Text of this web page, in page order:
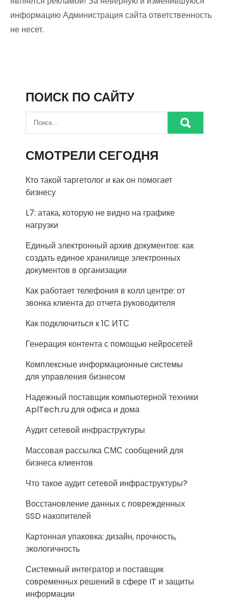
информацию Администрация сайта ответственность
не несет.
ПОИСК ПО САЙТУ
СМОТРЕЛИ СЕГОДНЯ
Кто такой таргетолог и как он помогает
бизнесу
L7: атака, которую не видно на графике
нагрузки
Единый электронный архив документов: как
создать единое хранилище электронных
документов в организации
Как работает телефония в колл центре: от
звонка клиента до отчета руководителя
Как подключиться к 1С ИТС
Генерация контента с помощью нейросетей
Комплексные информационные системы
для управления бизнесом
Надежный поставщик компьютерной техники
AplTech.ru для офиса и дома
Аудит сетевой инфраструктуры
Массовая рассылка СМС сообщений для
бизнеса клиентов
Что такое аудит сетевой инфраструктуры?
Восстановление данных с поврежденных
SSD накопителей
Картонная упаковка: дизайн, прочность,
экологичность
Системный интегратор и поставщик
современных решений в сфере IT и защиты
информации